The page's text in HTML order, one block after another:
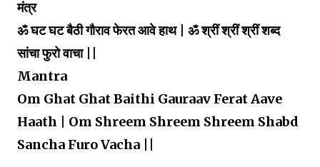
मंत्र
ॐ घट घट बैठी गौराव फेरत आवे हाथ | ॐ श्रीं श्रीं श्रीं शब्द
सांचा फुरो वाचा ||
Mantra
Om Ghat Ghat Baithi Gauraav Ferat Aave
Haath | Om Shreem Shreem Shreem Shabd
Sancha Furo Vacha ||